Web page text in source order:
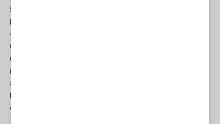
Sovietica di Stalin quando scrisse il suo celebre trattato del 1951.
sua mente. Gli americani dovrebbero rifletterci attentantamente.
Quando si cerca di scoprire cosa abbia spinto Thomas Matthew
Crooks, ci si imbatte nella realtà più amara che si possa
immaginare: questo normalissimo ventenne di un sobborgo
americano è perfettamente possibile che desiderasse purificare
della democrazia americana.